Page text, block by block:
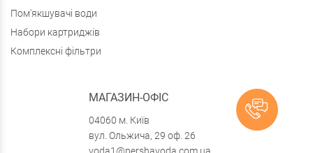
Пом'якшувачі води
Набори картриджів
Комплексні фільтри
МАГАЗИН-ОФІС
04060 м. Київ
вул. Ольжича, 29 оф. 26